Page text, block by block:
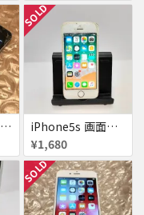
iPhone5s 32GB docomo 画面割れ
SOLD
iPhone5s 画面割れ
¥1,680
SOLD